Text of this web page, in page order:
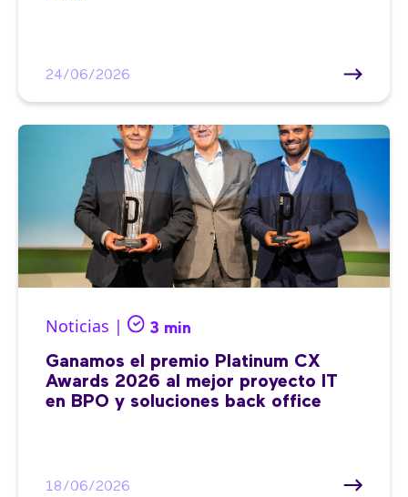
24/06/2026
Noticias | 3 min
Ganamos el premio Platinum CX
Awards 2026 al mejor proyecto IT
en BPO y soluciones back office
18/06/2026